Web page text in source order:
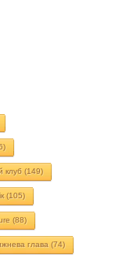
клуб (149)
(105)
(88)
глава (74)